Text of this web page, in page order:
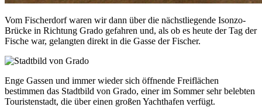
Vom Fischerdorf waren wir dann über die nächstliegende Isonzo-
Brücke in Richtung Grado gefahren und, als ob es heute der Tag der
Fische war, gelangten direkt in die Gasse der Fischer.
Enge Gassen und immer wieder sich öffnende Freiflächen
bestimmen das Stadtbild von Grado, einer im Sommer sehr belebten
Touristenstadt, die über einen großen Yachthafen verfügt.